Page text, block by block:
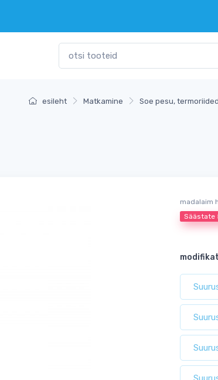
esileht Matkamine Soe pesu,
madalaim
Säästate